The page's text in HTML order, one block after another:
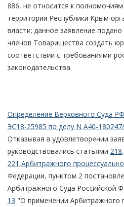
886, не относится к
территории Республики Крым
власти; данное заявление
членов Товарищества создать
соответствии с требованиями
законодательства.
Определение Верховного Суда
ЭС18-25985 по делу N А40-
Отказывая в удовлетворении
руководствовались статьями 218,
221 Арбитражного
Федерации, пунктом 2
Арбитражного Суда Российской
13 "О применении Арбитражного